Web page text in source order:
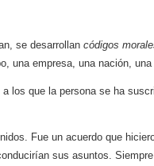
se desarrollan códigos
una empresa, una nación, una
los que la persona se ha
Fue un acuerdo que
sus asuntos.